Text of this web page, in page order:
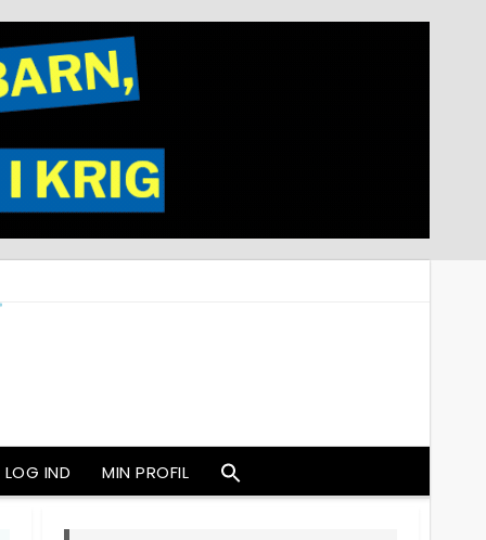
LOG IND MIN PROFIL